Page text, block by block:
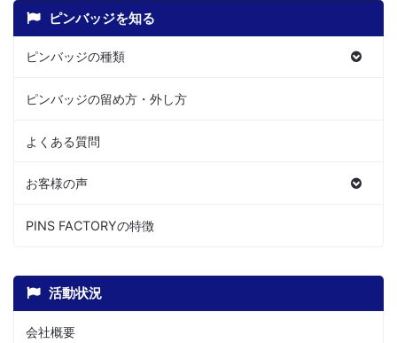
ピンバッジを知る
ピンバッジの種類
ピンバッジの留め方・外し方
よくある質問
お客様の声
PINS FACTORYの特徴
活動状況
会社概要